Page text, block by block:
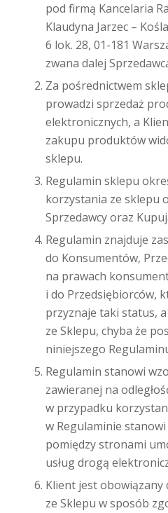
pod firmą Kancelaria
Klaudyna Jarzec –
6 lok. 28, 01-181
zwana dalej
Za pośrednictwem
prowadzi sprzedaż
elektronicznych, a
zakupu produktów
sklepu.
Regulamin sklepu
korzystania ze sklepu
Sprzedawcy oraz
Regulamin znajduje
do Konsumentów,
na prawach
i do Przedsiębiorców,
przyznaje taki status,
ze Sklepu, chyba że
niniejszego
Regulamin stanowi
zawieranej na
w przypadku
w Regulaminie
pomiędzy stronami
usług drogą
Klient jest obowiązany
ze Sklepu w sposób